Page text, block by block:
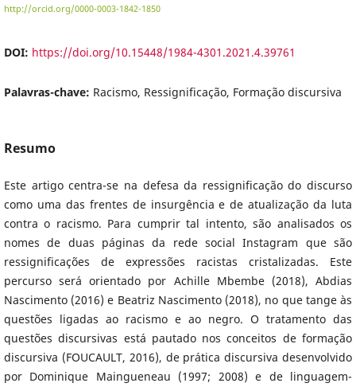
http://orcid.org/0000-0003-1842-1850
DOI: https://doi.org/10.15448/1984-4301.2021.4.39761
Palavras-chave: Racismo, Ressignificação, Formação discursiva
Resumo
Este artigo centra-se na defesa da ressignificação do discurso
como uma das frentes de insurgência e de atualização da luta
contra o racismo. Para cumprir tal intento, são analisados os
nomes de duas páginas da rede social Instagram que são
ressignificações de expressões racistas cristalizadas. Este
percurso será orientado por Achille Mbembe (2018), Abdias
Nascimento (2016) e Beatriz Nascimento (2018), no que tange às
questões ligadas ao racismo e ao negro. O tratamento das
questões discursivas está pautado nos conceitos de formação
discursiva (FOUCAULT, 2016), de prática discursiva desenvolvido
por Dominique Maingueneau (1997; 2008) e de linguagem-